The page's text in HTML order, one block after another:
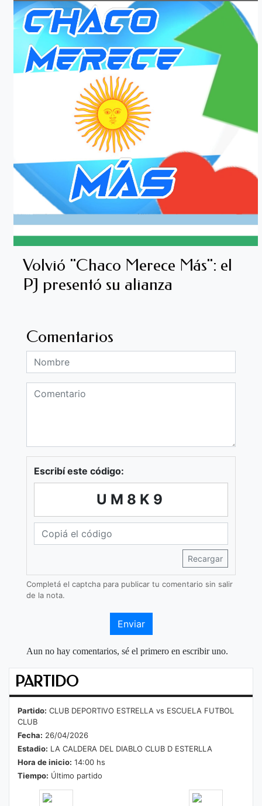
Volvió "Chaco Merece Más": el
PJ presentó su alianza
Comentarios
Escribí este código:
UM8K9
Recargar
Completá el captcha para publicar tu comentario sin salir
de la nota.
Enviar
Aun no hay comentarios, sé el primero en escribir uno.
PARTIDO
Partido: CLUB DEPORTIVO ESTRELLA vs ESCUELA FUTBOL
CLUB
Fecha: 26/04/2026
Estadio: LA CALDERA DEL DIABLO CLUB D ESTERLLA
Hora de inicio: 14:00 hs
Tiempo: Último partido